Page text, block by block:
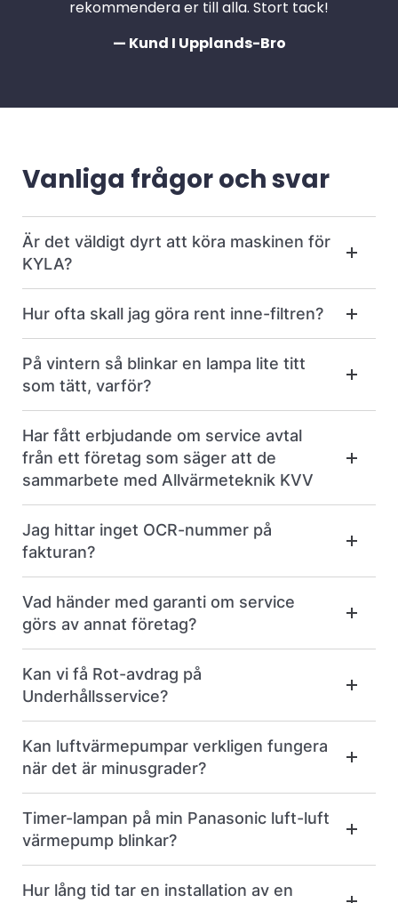
rekommendera er till alla. Stort tack!
— Kund I Upplands-Bro
Vanliga frågor och svar
Är det väldigt dyrt att köra maskinen för
KYLA?
Hur ofta skall jag göra rent inne-filtren?
På vintern så blinkar en lampa lite titt
som tätt, varför?
Har fått erbjudande om service avtal
från ett företag som säger att de
sammarbete med Allvärmeteknik KVV
Jag hittar inget OCR-nummer på
fakturan?
Vad händer med garanti om service
görs av annat företag?
Kan vi få Rot-avdrag på
Underhållsservice?
Kan luftvärmepumpar verkligen fungera
när det är minusgrader?
Timer-lampan på min Panasonic luft-luft
värmepump blinkar?
Hur lång tid tar en installation av en